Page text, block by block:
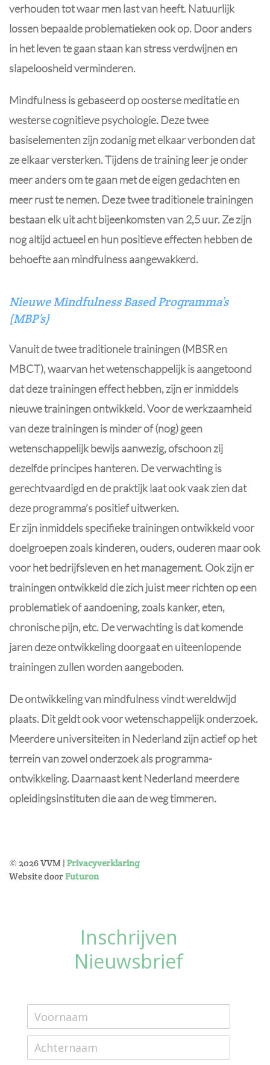
verhouden tot waar men last van heeft. Natuurlijk
lossen bepaalde problematieken ook op. Door anders
in het leven te gaan staan kan stress verdwijnen en
slapeloosheid verminderen.
Mindfulness is gebaseerd op oosterse meditatie en
westerse cognitieve psychologie. Deze twee
basiselementen zijn zodanig met elkaar verbonden dat
ze elkaar versterken. Tijdens de training leer je onder
meer anders om te gaan met de eigen gedachten en
meer rust te nemen. Deze twee traditionele trainingen
bestaan elk uit acht bijeenkomsten van 2,5 uur. Ze zijn
nog altijd actueel en hun positieve effecten hebben de
behoefte aan mindfulness aangewakkerd.
Nieuwe Mindfulness Based Programma’s
(MBP’s)
Vanuit de twee traditionele trainingen (MBSR en
MBCT), waarvan het wetenschappelijk is aangetoond
dat deze trainingen effect hebben, zijn er inmiddels
nieuwe trainingen ontwikkeld. Voor de werkzaamheid
van deze trainingen is minder of (nog) geen
wetenschappelijk bewijs aanwezig, ofschoon zij
dezelfde principes hanteren. De verwachting is
gerechtvaardigd en de praktijk laat ook vaak zien dat
deze programma’s positief uitwerken.
Er zijn inmiddels specifieke trainingen ontwikkeld voor
doelgroepen zoals kinderen, ouders, ouderen maar ook
voor het bedrijfsleven en het management. Ook zijn er
trainingen ontwikkeld die zich juist meer richten op een
problematiek of aandoening, zoals kanker, eten,
chronische pijn, etc. De verwachting is dat komende
jaren deze ontwikkeling doorgaat en uiteenlopende
trainingen zullen worden aangeboden.
De ontwikkeling van mindfulness vindt wereldwijd
plaats. Dit geldt ook voor wetenschappelijk onderzoek.
Meerdere universiteiten in Nederland zijn actief op het
terrein van zowel onderzoek als programma-
ontwikkeling. Daarnaast kent Nederland meerdere
opleidingsinstituten die aan de weg timmeren.
© 2026VVM | Privacyverklaring
Website doorFuturon
Inschrijven
Nieuwsbrief